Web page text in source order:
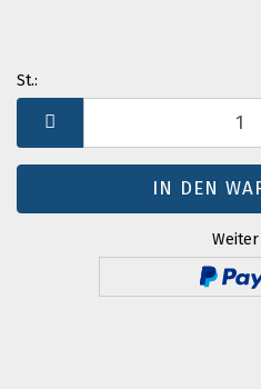
St.:
St.